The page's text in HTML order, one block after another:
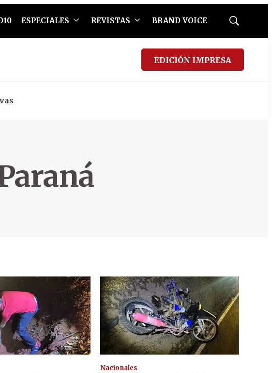
ESPECIALES REVISTAS BRAND VOICE
Mostrar
EDICIÓN IMPRESA
Nacionales